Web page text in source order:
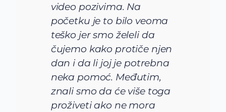
video pozivima. Na
početku je to bilo veoma
teško jer smo želeli da
čujemo kako protiče njen
dan i da li joj je potrebna
neka pomoć. Međutim,
znali smo da će više toga
proživeti ako ne mora